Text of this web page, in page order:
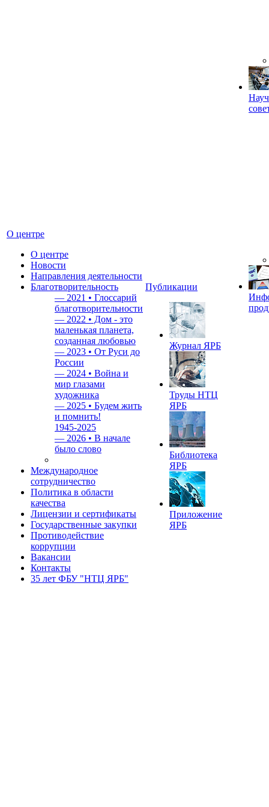
О центре
О центре
Новости
Направления деятельности
Благотворительность
— 2021 • Глоссарий
благотворительности
— 2022 • Дом - это
маленькая планета,
созданная любовью
— 2023 • От Руси до
России
— 2024 • Война и
мир глазами
художника
— 2025 • Будем жить
и помнить!
1945-2025
— 2026 • В начале
было слово
Международное
сотрудничество
Политика в области
качества
Лицензии и сертификаты
Государственные закупки
Противодействие
коррупции
Вакансии
Контакты
35 лет ФБУ "НТЦ ЯРБ"
Публикации
Журнал ЯРБ
Труды НТЦ
ЯРБ
Библиотека
ЯРБ
Приложение
ЯРБ